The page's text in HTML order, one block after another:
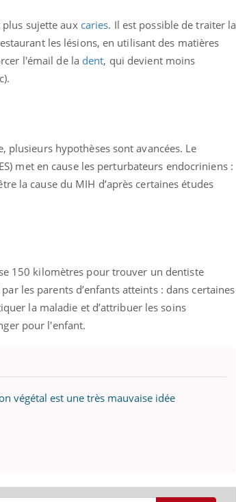
sujette aux caries. Il est possible de traiter la
les lésions, en utilisant des matières
l'émail de la dent, qui devient moins
plusieurs hypothèses sont avancées. Le
met en cause les perturbateurs endocriniens :
la cause du MIH d’après certaines études
150 kilomètres pour trouver un dentiste
les parents d’enfants atteints : dans certaines
la maladie et d’attribuer les soins
pour l'enfant.
végétal est une très mauvaise idée